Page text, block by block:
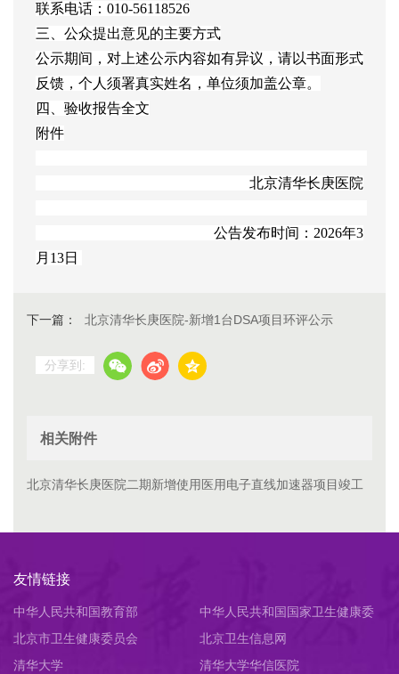
联系电话：010-56118526
三、公众提出意见的主要方式
公示期间，对上述公示内容如有异议，请以书面形式
反馈，个人须署真实姓名，单位须加盖公章。
四、验收报告全文
附件
北京清华长庚医院
公告发布时间：2026年3
月13日
下一篇： 北京清华长庚医院-新增1台DSA项目环评公示
分享到:
相关附件
北京清华长庚医院二期新增使用医用电子直线加速器项目竣工
友情链接
中华人民共和国教育部
中华人民共和国国家卫生健康委
员会
北京市卫生健康委员会
北京卫生信息网
清华大学
清华大学华信医院